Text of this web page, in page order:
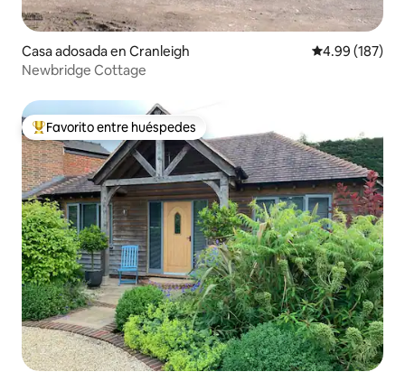
Casa adosada en Cranleigh Calificación
4.99 (187)
Newbridge Cottage
De los mejores en Favorito entre huéspedes
Favorito entre huéspedes